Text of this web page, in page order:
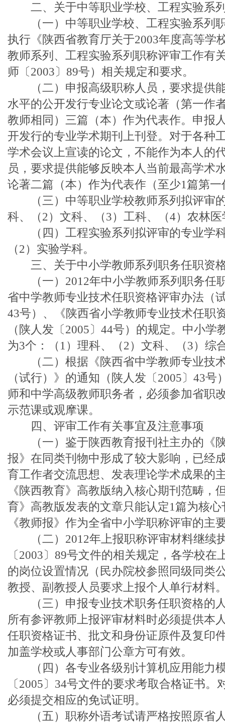
二、关于中等职业学校、工程实验系
（一）中等职业学校、工程实验系列
执行《陕西省教育厅关于2003年度高等学
教师系列、工程实验系列职称评审工作有
师〔2003〕89号）相关规定和要求。
（二）申报高级职称人员，要求提供
水平的公开发行专业论文或论著（第一作
教师相同）三篇（本）作为代表作。申报
开发行的专业学术期刊上刊登。对于各种
学术会议上宣读的论文，不能作为本人的
员，要求提供能够反映本人当前最高学术
论著二篇（本）作为代表作（至少1篇第一
（三）中等职业学校教师系列拟评审
科、（2）文科、（3）工科、（4）农林
（四）工程实验系列拟评审的专业学
（2）实验学科。
三、关于中小学教师系列职务任职资
（一）2012年中小学教师系列职务任
省中学教师专业技术任职资格评审办法（
43号）、《陕西省小学教师专业技术任职
（陕人发〔2005〕44号）的规定。中小
为3个：（1）理科、（2）文科、（3）综
（二）根据《陕西省中学教师专业技
（试行）》的通知（陕人发〔2005〕43
师和中学高级教师职务者，必须参加省职
示范课或观摩课。
四、评审工作有关事宜及注意事项
（一）鉴于陕西教育报刊社主办的《
报》在同类刊物中形成了较大影响，已经
育工作者交流思想、发表理论学术成果的
《陕西教育》高教版纳入核心期刊范畴，
育》高教版发表的文章只能认定1篇为核
《教师报》作为全省中小学职称评审的主
（二）2012年上报职称评审材料继续
〔2003〕89号文件的相关规定，各学校
的岗位设置情况（民办院校参照同级同类
教授、副教授人员要求上报个人单行材料
（三）申报专业技术职务任职资格的
所有参评教师上报评审材料时必须提供本
任职资格证书、批文和身份证原件及复印
加盖学校或人事部门公章方可有效。
（四）各专业各级别计算机应用能力
〔2005〕34号文件的要求考取合格证书
必须提交相应的免试证明。
（五）职称外语考试请严格按照原省